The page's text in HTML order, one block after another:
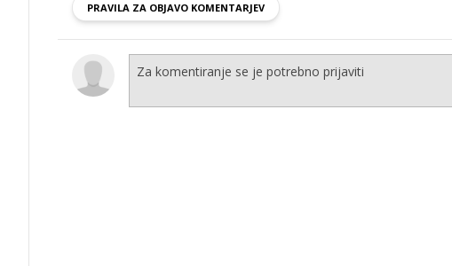
PRAVILA ZA OBJAVO KOMENTARJEV